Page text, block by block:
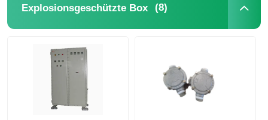
Explosionsgeschützte Box (8)